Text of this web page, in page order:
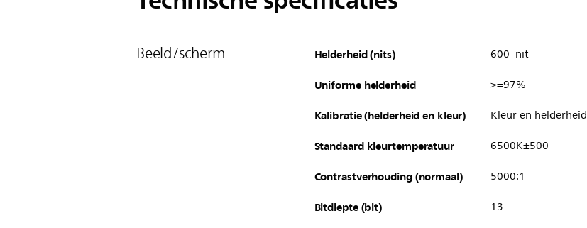
Beeld/scherm Helderheid (nits) 600 nit
Uniforme helderheid >=97%
Kalibratie (helderheid en kleur) Kleur en helderheid
Standaard kleurtemperatuur 6500K±500
Contrastverhouding (normaal) 5000:1
Bitdiepte (bit) 13